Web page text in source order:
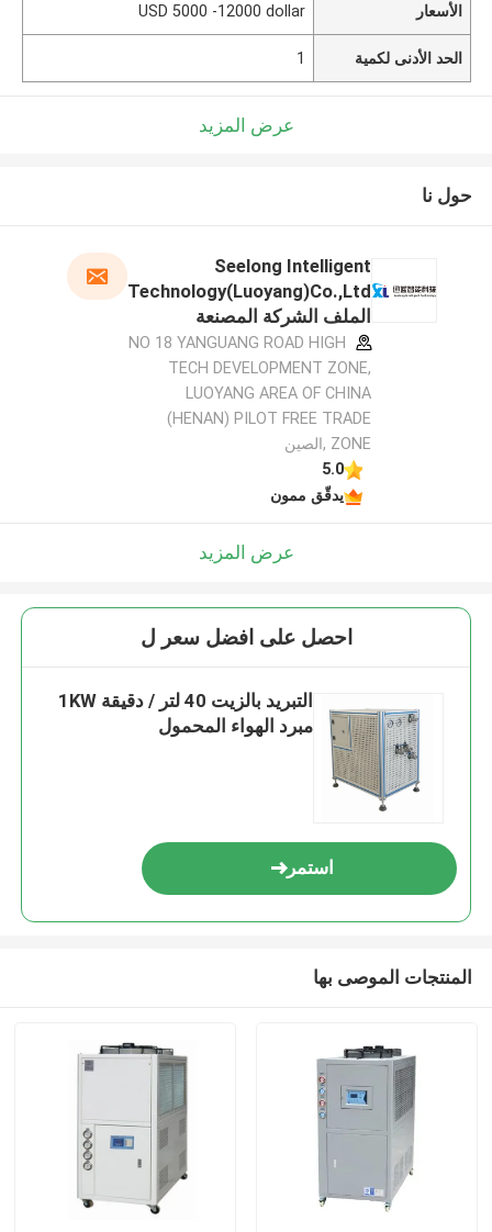
الأسعار USD 5000 -12000 dollar
الحد الأدنى لكمية 1
عرض المزيد
حول نا
Seelong Intelligent
Technology(Luoyang)Co.,Ltd
الملف الشركة المصنعة
NO 18 YANGUANG ROAD HIGH
TECH DEVELOPMENT ZONE,
LUOYANG AREA OF CHINA
(HENAN) PILOT FREE TRADE
ZONE ,الصين
5.0
يدقّق ممون
عرض المزيد
احصل على افضل سعر ل
التبريد بالزيت 40 لتر / دقيقة 1KW
مبرد الهواء المحمول
استمر
المنتجات الموصى بها